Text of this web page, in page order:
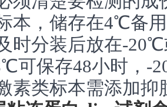
本，储存在4℃备
时分装后放在-
可保存48小时，-
素类标本需添加抑